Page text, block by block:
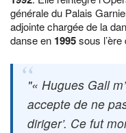
générale du Palais
adjointe chargée de la
danse en 1995sous l’ère
« Hugues Gall
accepte de ne
diriger’. Ce fut